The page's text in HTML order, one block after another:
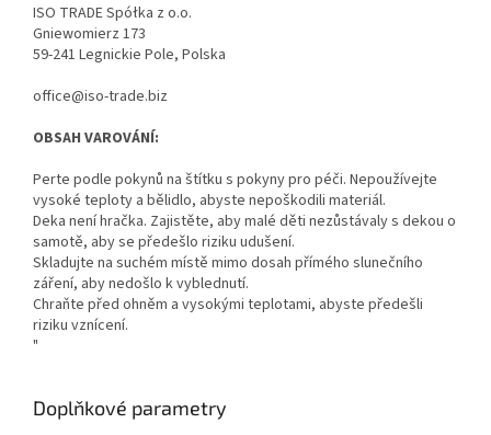
ISO TRADE Spółka z o.o.
Gniewomierz 173
59-241 Legnickie Pole, Polska
office@iso-trade.biz
OBSAH VAROVÁNÍ:
Perte podle pokynů na štítku s pokyny pro péči. Nepoužívejte
vysoké teploty a bělidlo, abyste nepoškodili materiál.
Deka není hračka. Zajistěte, aby malé děti nezůstávaly s dekou o
samotě, aby se předešlo riziku udušení.
Skladujte na suchém místě mimo dosah přímého slunečního
záření, aby nedošlo k vyblednutí.
Chraňte před ohněm a vysokými teplotami, abyste předešli
riziku vznícení.
"
Doplňkové parametry